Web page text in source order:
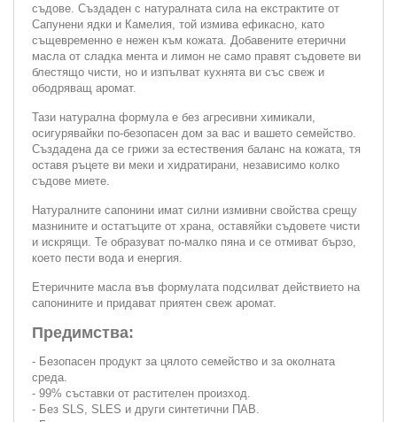
съдове. Създаден с натуралната сила на екстрактите от
Сапунени ядки и Камелия, той измива ефикасно, като
същевременно е нежен към кожата. Добавените етерични
масла от сладка мента и лимон не само правят съдовете ви
блестящо чисти, но и изпълват кухнята ви със свеж и
ободряващ аромат.
Тази натурална формула е без агресивни химикали,
осигурявайки по-безопасен дом за вас и вашето семейство.
Създадена да се грижи за естествения баланс на кожата, тя
оставя ръцете ви меки и хидратирани, независимо колко
съдове миете.
Натуралните сапонини имат силни измивни свойства срещу
мазнините и остатъците от храна, оставяйки съдовете чисти
и искрящи. Те образуват по-малко пяна и се отмиват бързо,
което пести вода и енергия.
Етеричните масла във формулата подсилват действието на
сапонините и придават приятен свеж аромат.
Предимства:
- Безопасен продукт за цялото семейство и за околната
среда.
- 99% съставки от растителен произход.
- Без SLS, SLES и други синтетични ПАВ.